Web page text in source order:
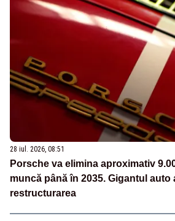
28 iul. 2026, 08:51
Porsche va elimina aproximativ
muncă până în 2035. Gigantul auto
restructurarea